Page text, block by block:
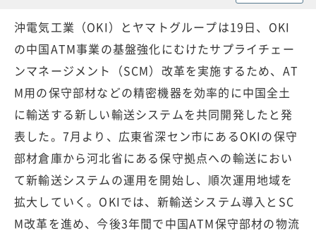
沖電気工業（OKI）とヤマトグループは19日、OKI
の中国ATM事業の基盤強化にむけたサプライチェー
ンマネージメント（SCM）改革を実施するため、AT
M用の保守部材などの精密機器を効率的に中国全土
に輸送する新しい輸送システムを共同開発したと発
表した。7月より、広東省深セン市にあるOKIの保守
部材倉庫から河北省にある保守拠点への輸送におい
て新輸送システムの運用を開始し、順次運用地域を
拡大していく。OKIでは、新輸送システム導入とSC
M改革を進め、今後3年間で中国ATM保守部材の物流